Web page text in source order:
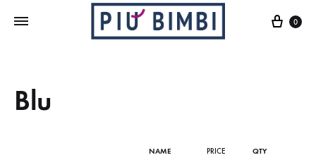
Cart
0
Blu
NAME PRICE QTY